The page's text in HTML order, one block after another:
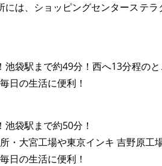
には、ショッピングセンターステ
袋駅まで約49分！西へ13分程のと
日の生活に便利！
袋駅まで約50分！
・大宮工場や東京インキ 吉野原工
日の生活に便利！